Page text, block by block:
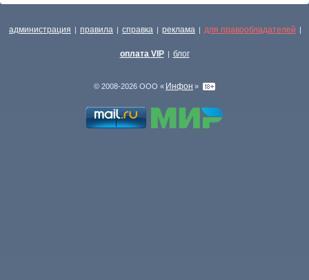
администрация | правила | справка | реклама | для правообладателей |
оплата VIP | блог
© 2008-2026 ООО « Инфон »